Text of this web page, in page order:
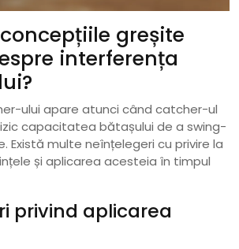
greșite
interferența
ului apare atunci când catcher-ul
capacitatea bătașului de a swing-
Există multe neînțelegeri cu privire la
și aplicarea acesteia în timpul
privind aplicarea